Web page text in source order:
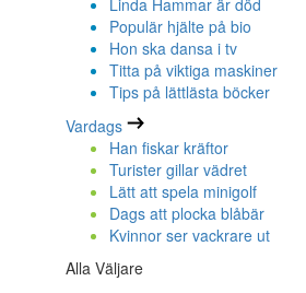
Linda Hammar är död
Populär hjälte på bio
Hon ska dansa i tv
Titta på viktiga maskiner
Tips på lättlästa böcker
Vardags
Han fiskar kräftor
Turister gillar vädret
Lätt att spela minigolf
Dags att plocka blåbär
Kvinnor ser vackrare ut
Alla Väljare